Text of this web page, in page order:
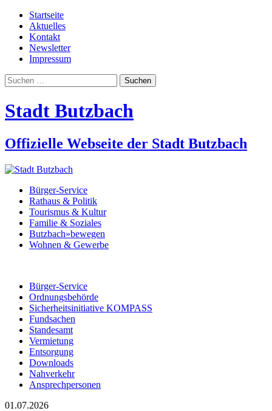
Startseite
Aktuelles
Kontakt
Newsletter
Impressum
Suchen
nach:
Stadt Butzbach
Offizielle Webseite der Stadt Butzbach
Bürger-Service
Rathaus & Politik
Tourismus & Kultur
Familie & Soziales
Butzbach»bewegen
Wohnen & Gewerbe
Bürger-Service
Ordnungsbehörde
Sicherheitsinitiative KOMPASS
Fundsachen
Standesamt
Vermietung
Entsorgung
Downloads
Nahverkehr
Ansprechpersonen
01.07.2026